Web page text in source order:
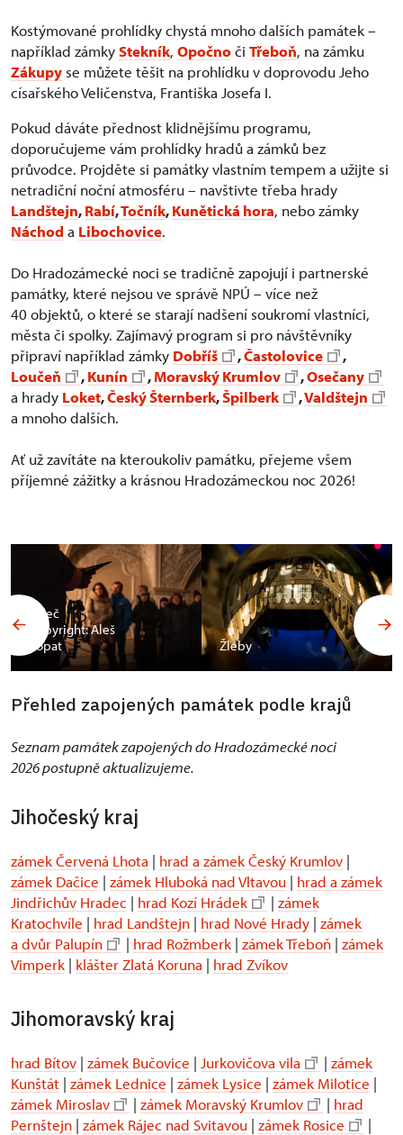
Kostýmované prohlídky chystá mnoho dalších památek –
například zámkyStekník, Opočnoči Třeboň, na zámku
Zákupy se můžete těšit na prohlídku v doprovodu Jeho
císařského Veličenstva, Františka Josefa I.
Pokud dáváte přednost klidnějšímu programu,
doporučujeme vám prohlídky hradů a zámků bez
průvodce. Projděte si památky vlastním tempem a užijte si
netradiční noční atmosféru – navštivte třeba hrady
Landštejn,Rabí,Točník,Kunětická hora, nebo zámky
Náchoda Libochovice.
Do Hradozámecké noci se tradičně zapojují i partnerské
památky, které nejsou ve správě NPÚ – více než
40 objektů, o které se starají nadšení soukromí vlastníci,
města či spolky. Zajímavý program si pro návštěvníky
připraví například zámky Dobříš ,Častolovice
,
Loučeň
,Kunín ,Moravský Krumlov ,Osečany
a hrady Loket,Český Šternberk,Špilberk ,Valdštejn
a mnoho dalších.
Ať už zavítáte na kteroukoliv památku, přejeme všem
příjemné zážitky a krásnou Hradozámeckou noc 2026!
Valeč
Copyright: Aleš
Vopat
Žleby
Přehled zapojených památek podle krajů
Seznam památek zapojených do Hradozámecké noci
2026 postupně aktualizujeme.
Jihočeský kraj
zámek Červená Lhota | hrad a zámek Český Krumlov |
zámek Dačice | zámek Hluboká nad Vltavou | hrad a zámek
Jindřichův Hradec | hrad Kozí Hrádek | zámek
Kratochvíle | hrad Landštejn | hrad Nové Hrady | zámek
a dvůr Palupín
| hrad Rožmberk | zámek Třeboň | zámek
Vimperk | klášter Zlatá Koruna | hrad Zvíkov
Jihomoravský kraj
hrad Bítov | zámek Bučovice | Jurkovičova vila | zámek
Kunštát | zámek Lednice | zámek Lysice | zámek Milotice |
zámek Miroslav
| zámek Moravský Krumlov | hrad
Pernštejn | zámek Rájec nad Svitavou | zámek Rosice |